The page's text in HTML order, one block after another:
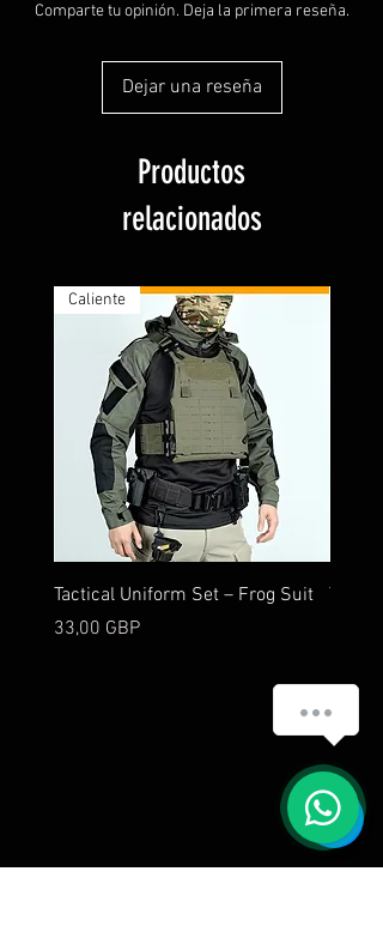
Comparte tu opinión. Deja la primera reseña.
Dejar una reseña
Productos
relacionados
Caliente
Tactical Uniform Set – Frog Suit
Precio
33,00 GBP